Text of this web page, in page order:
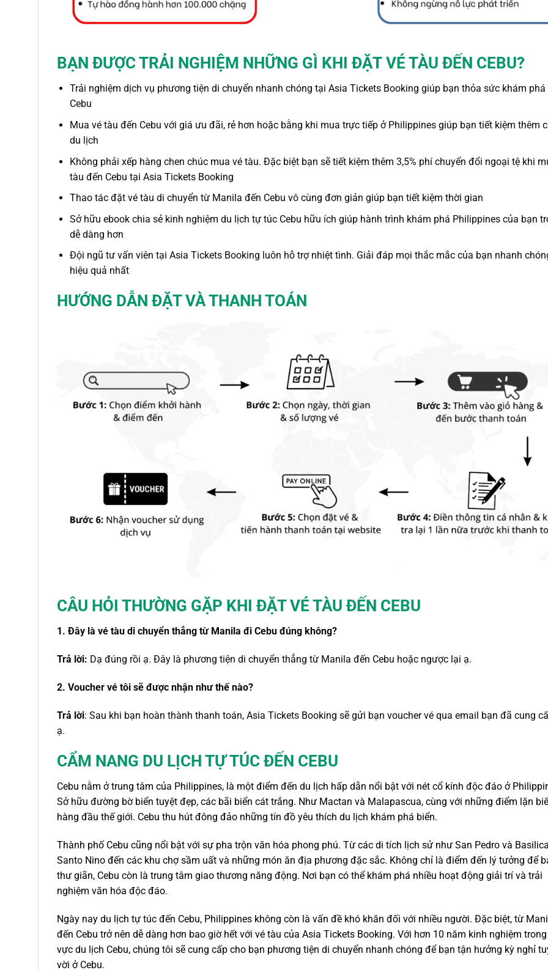
BẠN ĐƯỢC TRẢI NGHIỆM NHỮNG GÌ KHI ĐẶT VÉ TÀU ĐẾN CEBU?
Trải nghiệm dịch vụ phương tiện di chuyển nhanh chóng tại Asia Tickets Booking giúp bạn thỏa sức khám phá
Cebu
Mua vé tàu đến Cebu với giá ưu đãi, rẻ hơn hoặc bằng khi mua trực tiếp ở Philippines giúp bạn tiết kiệm thêm
du lịch
Không phải xếp hàng chen chúc mua vé tàu. Đặc biệt bạn sẽ tiết kiệm thêm 3,5% phí chuyển đổi ngoại tệ khi
tàu đến Cebu tại Asia Tickets Booking
Thao tác đặt vé tàu di chuyển từ Manila đến Cebu vô cùng đơn giản giúp bạn tiết kiệm thời gian
Sở hữu ebookchia sẻ kinh nghiệm du lịch tự túc Cebu hữu ích giúp hành trình khám phá Philippines của bạn
dễ dàng hơn
Đội ngũ tư vấn viên tại Asia Tickets Booking luôn hỗ trợ nhiệt tình. Giải đáp mọi thắc mắc của bạn nhanh
hiệu quả nhất
HƯỚNG DẪN ĐẶT VÀ THANH TOÁN
CÂU HỎI THƯỜNG GẶP KHI ĐẶTVÉ TÀU ĐẾN CEBU
1. Đây là vé tàu di chuyển thẳng từ Manila đi Cebu đúng không?
Trả lời: Dạ đúng rồi ạ. Đây là phương tiện di chuyển thẳng từ Manila đến Cebu hoặc ngược lại ạ.
2. Voucher vé tôi sẽ được nhận như thế nào?
Trả lời: Sau khi bạn hoàn thành thanh toán, Asia Tickets Booking sẽ gửi bạn voucher vé qua email bạn đã cung
ạ.
CẨM NANG DU LỊCH TỰ TÚC ĐẾN CEBU
Cebu nằm ở trung tâm của Philippines, là một điểm đến du lịch hấp dẫn nổi bật với nét cổ kính độc đáo ở
Sở hữu đường bờ biển tuyệt đẹp, các bãi biển cát trắng. Như Mactan và Malapascua, cùng với những điểm lặn
hàng đầu thế giới. Cebu thu hút đông đảo những tín đồ yêu thích du lịch khám phá biển.
Thành phố Cebu cũng nổi bật với sự pha trộn văn hóa phong phú. Từ các di tích lịch sử như San Pedro và
Santo Nino đến các khu chợ sầm uất và những món ăn địa phương đặc sắc. Không chỉ là điểm đến lý tưởng để
thư giãn, Cebu còn là trung tâm giao thương năng động. Nơi bạn có thể khám phá nhiều hoạt động giải trí và trải
nghiệm văn hóa độc đáo.
Ngày nay du lịch tự túc đến Cebu, Philippines không còn là vấn đề khó khăn đối với nhiều người. Đặc biệt, từ
đến Cebu trở nên dễ dàng hơn bao giờ hết với vé tàu của Asia Tickets Booking. Với hơn 10 năm kinh nghiệm
vực du lịch Cebu, chúng tôi sẽ cung cấp cho bạn phương tiện di chuyển nhanh chóng để bạn tận hưởng kỳ nghỉ
vời ở Cebu.